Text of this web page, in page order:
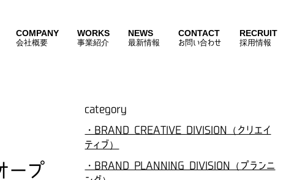
COMPANY
会社概要
WORKS
事業紹介
NEWS
最新情報
CONTACT
お問い合わせ
RECRUIT
採用情報
ープ
category
・BRAND CREATIVE DIVISION（クリエイ
ティブ）
・BRAND PLANNING DIVISION（プランニ